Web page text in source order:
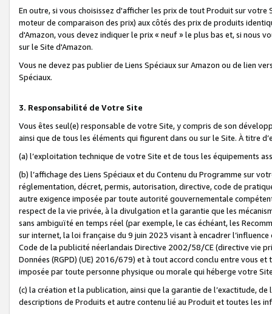
En outre, si vous choisissez d'afficher les prix de tout Produit sur
moteur de comparaison des prix) aux côtés des prix de produits
d'Amazon, vous devez indiquer le prix « neuf » le plus bas et, si nous
sur le Site d'Amazon.
Vous ne devez pas publier de Liens Spéciaux sur Amazon ou de lien
Spéciaux.
3. Responsabilité de Votre Site
Vous êtes seul(e) responsable de votre Site, y compris de son
ainsi que de tous les éléments qui figurent dans ou sur le Site. À titre
(a) l’exploitation technique de votre Site et de tous les équipements
(b) l’affichage des Liens Spéciaux et du Contenu du Programme sur
réglementation, décret, permis, autorisation, directive, code de
autre exigence imposée par toute autorité gouvernementale
respect de la vie privée, à la divulgation et la garantie que les
sans ambiguïté en temps réel (par exemple, le cas échéant, les
sur internet, la loi française du 9 juin 2023 visant à encadrer
Code de la publicité néerlandais Directive 2002/58/CE (directive vie
Données (RGPD) (UE) 2016/679) et à tout accord conclu entre vous
imposée par toute personne physique ou morale qui héberge votre
(c) la création et la publication, ainsi que la garantie de l’exactitude,
descriptions de Produits et autre contenu lié au Produit et toutes les